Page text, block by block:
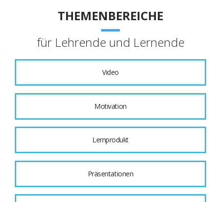
THEMENBEREICHE
für Lehrende und Lernende
Video
Motivation
Lernprodukt
Präsentationen